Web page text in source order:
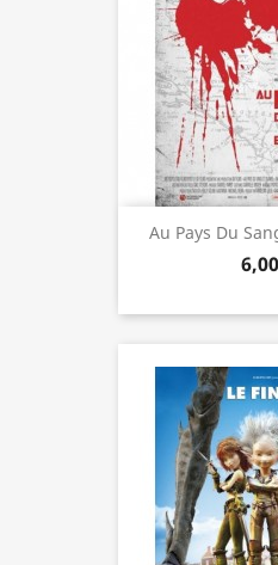
Au Pays Du